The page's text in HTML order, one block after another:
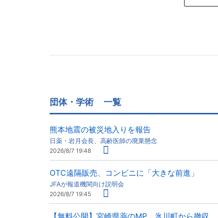
団体・学術 一覧
熊本地震の被災地入りを報告
日薬・岩月会長、高齢医師の廃業懸念
2026/8/7 19:48
OTC遠隔販売、コンビニに「大きな前進」
JFAが報道機関向け説明会
2026/8/7 19:45